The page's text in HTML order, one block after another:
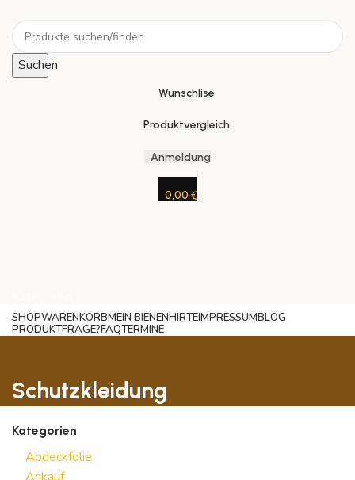
Suchen
Wunschlise
Produktvergleich
Anmeldung
0,00 €
SHOPWARENKORBMEIN BIENENHIRTEIMPRESSUMBLOG
PRODUKTFRAGE?FAQTERMINE
Schutzkleidung
Kategorien
Abdeckfolie